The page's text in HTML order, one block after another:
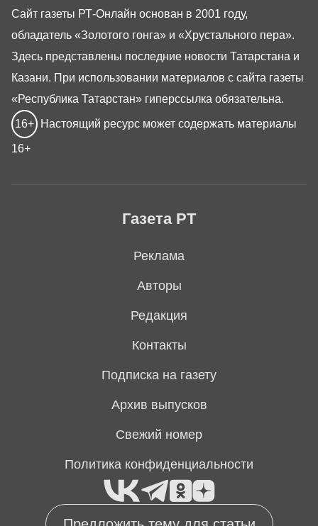
Газета РТ
Реклама
Авторы
Редакция
Контакты
Подписка на газету
Архив выпусков
Свежий номер
Политика конфиденциальности
Сайт газеты РТ-Онлайн основан в 2001 году,
обладатель «Золотого гонга» и «Хрустального пера».
Здесь представлены последние новости Татарстана и
Казани. При использовании материалов с сайта газеты
«Республика Татарстан» гиперссылка обязательна.
16+ Настоящий ресурс может содержать материалы
16+